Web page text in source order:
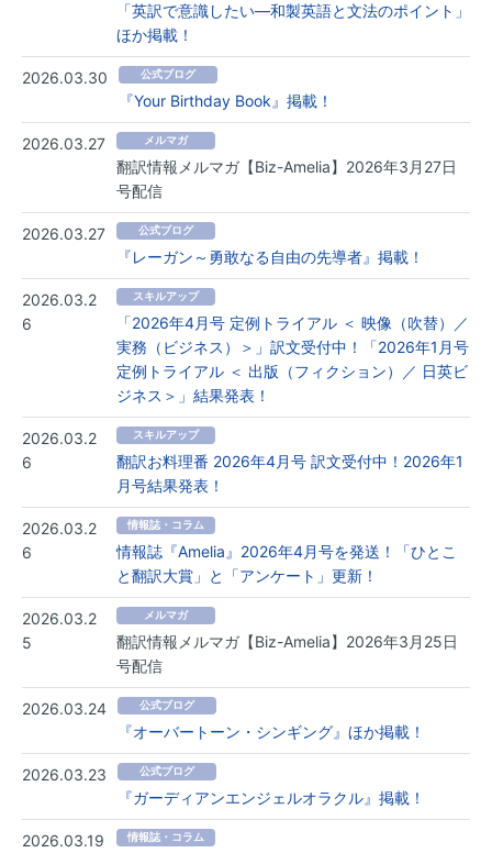
「英訳で意識したい―和製英語と文法のポイント」
ほか掲載！
2026.03.30 公式ブログ
『Your Birthday Book』掲載！
2026.03.27 メルマガ
翻訳情報メルマガ【Biz-Amelia】2026年3月27日
号配信
2026.03.27 公式ブログ
『レーガン～勇敢なる自由の先導者』掲載！
2026.03.2
6
スキルアップ
「2026年4月号 定例トライアル ＜ 映像（吹替）／
実務（ビジネス）＞」訳文受付中！「2026年1月号
定例トライアル ＜ 出版（フィクション）／ 日英ビ
ジネス＞」結果発表！
2026.03.2
6
スキルアップ
翻訳お料理番 2026年4月号 訳文受付中！2026年1
月号結果発表！
2026.03.2
6
情報誌・コラム
情報誌『Amelia』2026年4月号を発送！「ひとこ
と翻訳大賞」と「アンケート」更新！
2026.03.2
5
メルマガ
翻訳情報メルマガ【Biz-Amelia】2026年3月25日
号配信
2026.03.24 公式ブログ
『オーバートーン・シンギング』ほか掲載！
2026.03.23 公式ブログ
『ガーディアンエンジェルオラクル』掲載！
2026.03.19 情報誌・コラム